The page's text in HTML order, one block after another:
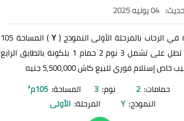
04 يونيه 2025
الرحاب بالمرحلة الأولى النموذج (Y
) المساحة 105
تطل على تشمل 3 نوم 2 حمام 1 بلكونة بالطابق الرابع
إستلام فوري للبيع كاش 5,500,000 جنيه
حمامات: 2 نوم: 3 المساحة: 105م²
النموذج: Y المرحلة: الأولى